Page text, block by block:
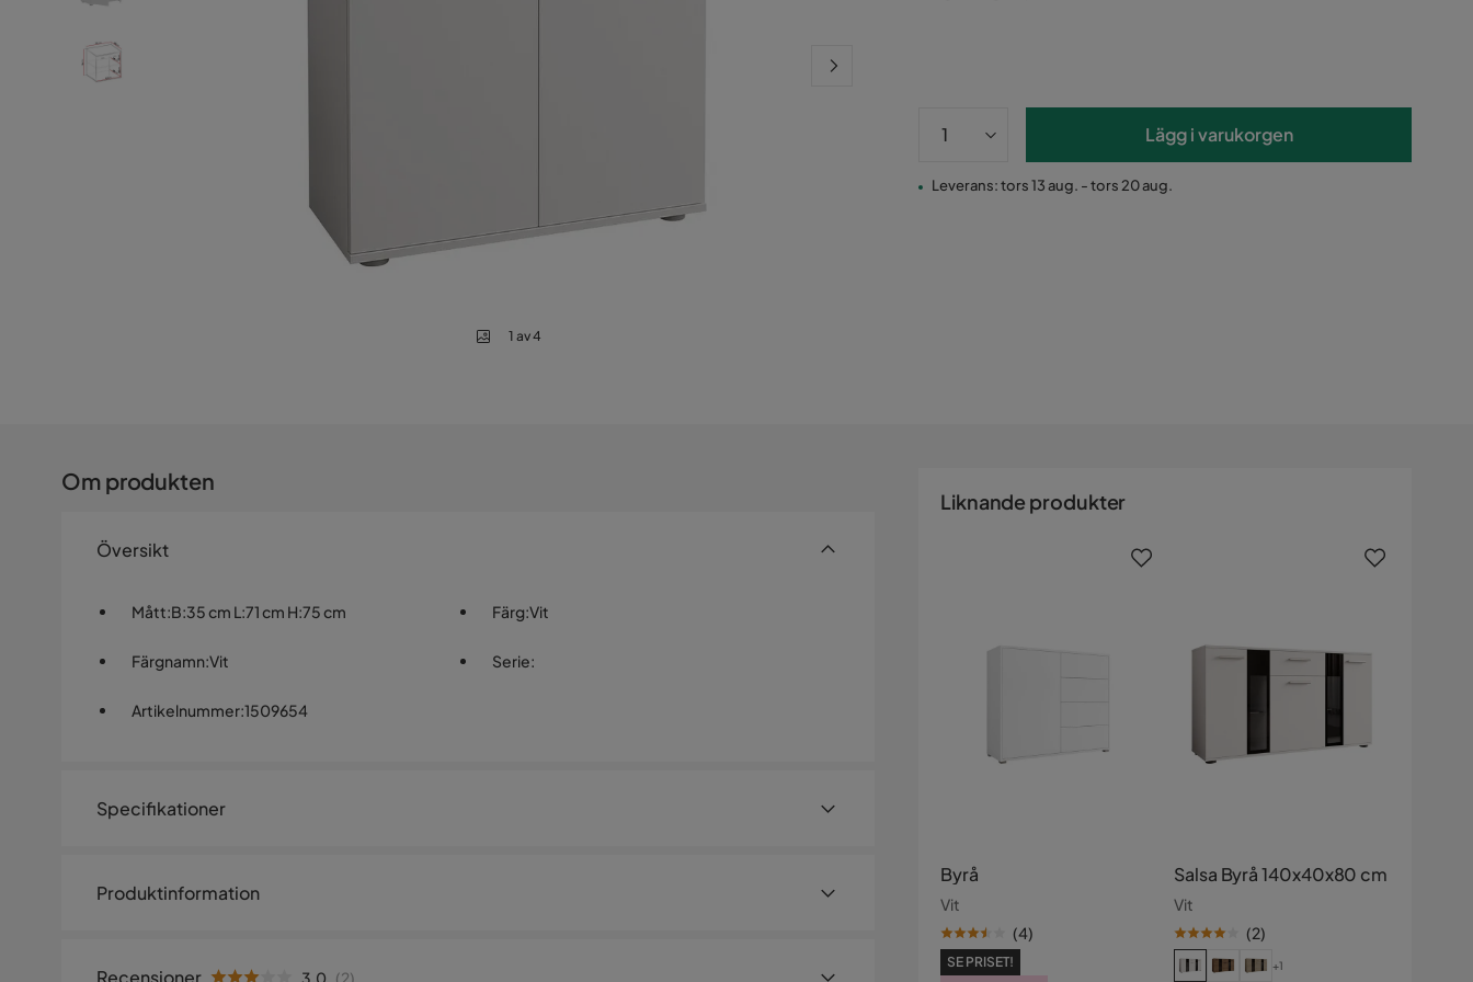
1 av 4
Lägg i varukorgen
Leverans: tors 13 aug. - tors 20 aug.
Om produkten
Översikt
Mått:B:35 cm L:71 cm H:75 cm Färg:Vit
Färgnamn:Vit Serie:
Artikelnummer:1509654
Specifikationer
Storlek
Produktinformation
Recensioner 3.0 (2)
Liknande produkter
Byrå
Vit
(4)
SE PRISET!
Salsa Byrå 140x40x80 cm
Vit
(2)
+1